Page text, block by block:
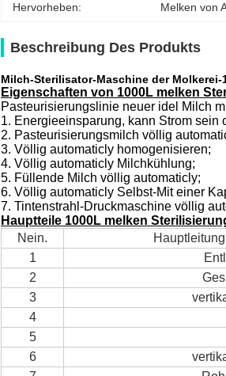
Hervorheben: Melken von
Beschreibung Des Produkts
Milch-Sterilisator-Maschine der
Eigenschaften von 1000L melken
Pasteurisierungslinie neuer idel Milch
1. Energieeinsparung, kann Strom sein
2. Pasteurisierungsmilch völlig
3. Völlig automaticly homogenisieren;
4. Völlig automaticly Milchkühlung;
5. Füllende Milch völlig automaticly;
6. Völlig automaticly Selbst-Mit einer
7. Tintenstrahl-Druckmaschine völlig
Hauptteile 1000L melken
Nein.
1
2
3
4
5
6